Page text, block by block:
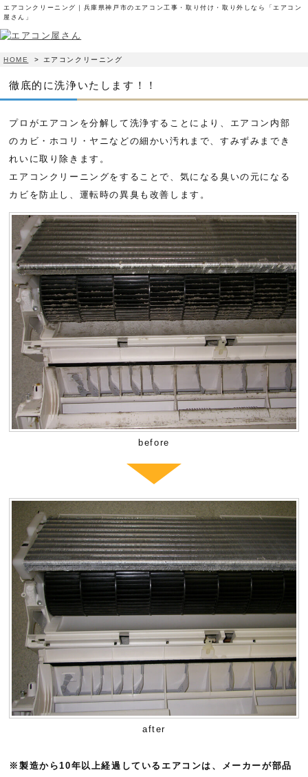
エアコンクリーニング｜兵庫県神戸市のエアコン工事・取り付け・取り外しなら「エアコン
屋さん」
HOME > エアコンクリーニング
徹底的に洗浄いたします！！
プロがエアコンを分解して洗浄することにより、エアコン内部
のカビ・ホコリ・ヤニなどの細かい汚れまで、すみずみまでき
れいに取り除きます。
エアコンクリーニングをすることで、気になる臭いの元になる
カビを防止し、運転時の異臭も改善します。
before
after
※製造から10年以上経過しているエアコンは、メーカーが部品